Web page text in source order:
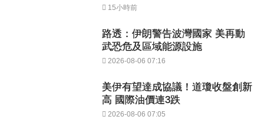
15小時前
路透：伊朗警告波灣國家 美再動
武恐危及區域能源設施
2026-08-06 07:16
美伊有望達成協議！道瓊收盤創新
高 國際油價連3跌
2026-08-06 07:05